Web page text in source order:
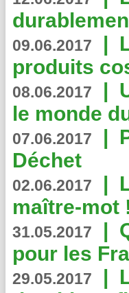
09.06.2017 |
produits
08.06.2017 |
le monde
07.06.2017 |
Déchet
02.06.2017 |
maître-mot
31.05.2017 |
pour les
29.05.2017 |